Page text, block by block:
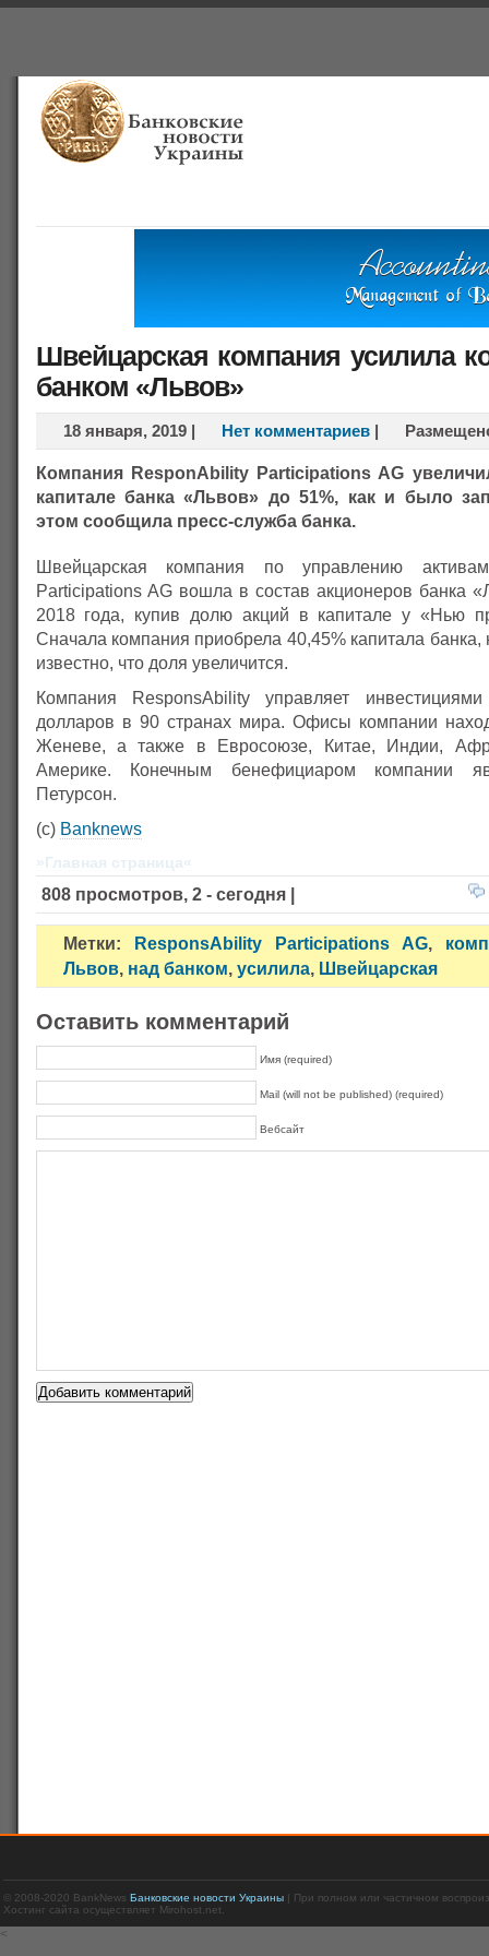
Швейцарская компания усилила
банком «Львов»
18 января, 2019| Нет комментариев |
Компания ResponAbility Participations AG
капитале банка «Львов» до 51%, как и было
этом сообщила пресс-служба банка.
Швейцарская компания по управлению
Participations AG вошла в состав акционеров банка
2018 года, купив долю акций в капитале у «Нью
Сначала компания приобрела 40,45% капитала банка,
известно, что доля увеличится.
Компания ResponsAbility управляет
долларов в 90 странах мира. Офисы компании
Женеве, а также в Евросоюзе, Китае, Индии,
Америке. Конечным бенефициаром компании
Петурсон.
(с) Banknews
»Главная страница«
808 просмотров, 2 - сегодня |
Метки: ResponsAbility Participations AG,
Львов, над банком, усилила, Швейцарская
Оставить комментарий
Имя (required)
Mail (will not be published) (required)
Вебсайт
© 2008-2020 BankNews Банковские новости Украины| При полном или частичном
Хостинг сайта осуществляет Mirohost.net.
<